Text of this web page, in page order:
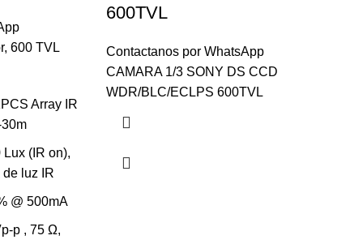
600 TVL
Array IR
Lux (IR on),
luz IR
@ 500mA
p , 75 Ω,
600TVL
Contactanos por WhatsApp
CAMARA 1/3 SONY DS CCD
WDR/BLC/ECLPS 600TVL